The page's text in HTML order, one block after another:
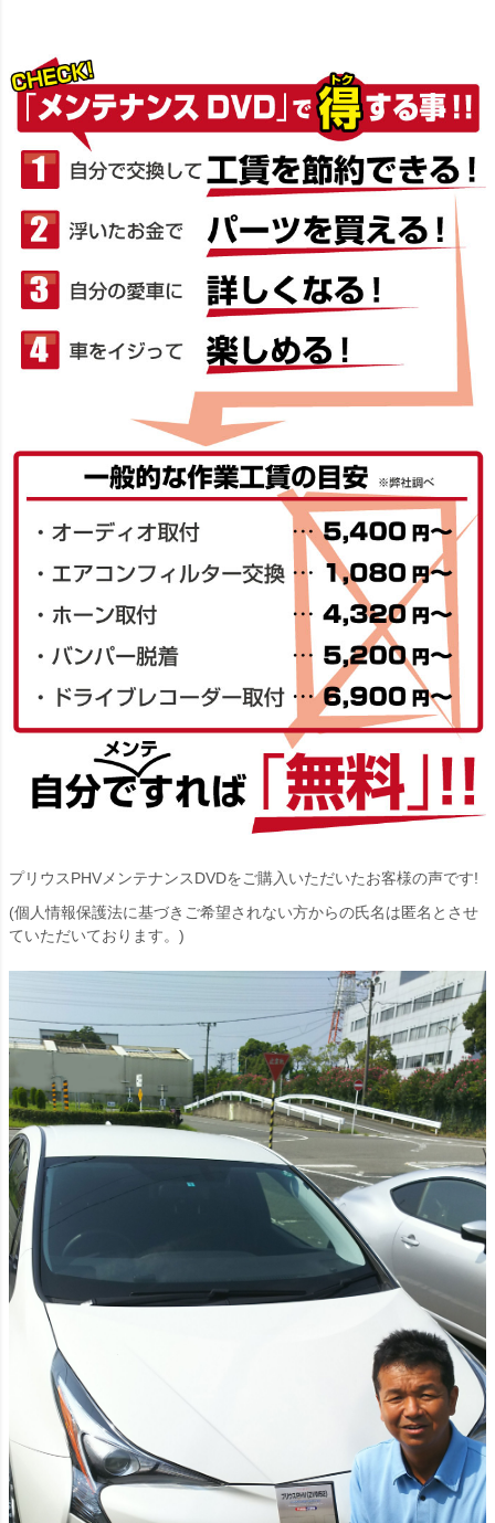
プリウスPHVメンテナンスDVDをご購入いただいたお客様の声です!
(個人情報保護法に基づきご希望されない方からの氏名は匿名とさせ
ていただいております。)